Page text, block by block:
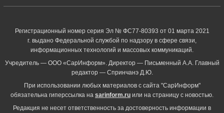
Регистрационный номер серия Эл № ФС77-80393 от 01 марта 2021
г. выдано Федеральной службой по надзору в сфере связи,
информационных технологий и массовых коммуникаций.
Учредитель — ООО «СарИнформ». Директор — Письменный А.А. Главный
редактор — Спринчанэ Д.Ю.
При использовании любых материалов с сайта "СарИнформ"
обязательна гиперссылка на sarinform.ru или на страницу с новостью.
Редакция не несет ответственность за достоверность информации в